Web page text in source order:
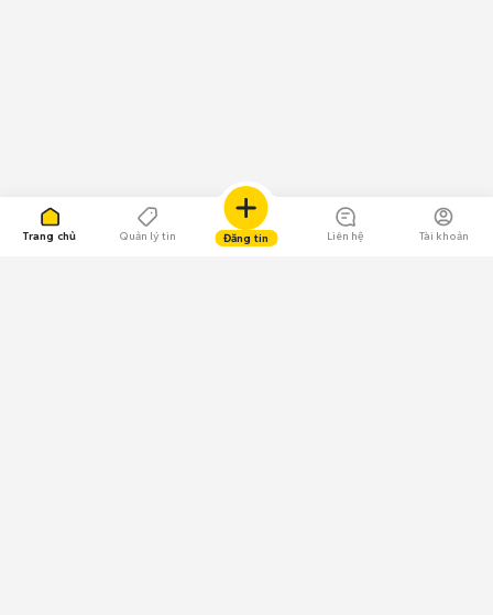
Trang chủ Quản lý tin Đăng tin Liên hệ Tài khoản